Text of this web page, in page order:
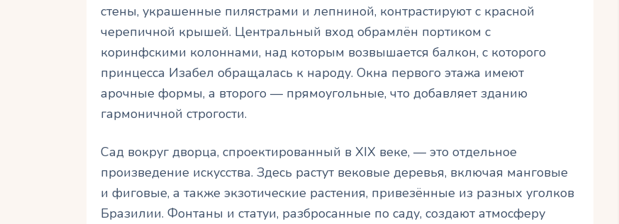
стены, украшенные пилястрами и лепниной, контрастируют с красной
черепичной крышей. Центральный вход обрамлён портиком с
коринфскими колоннами, над которым возвышается балкон, с которого
принцесса Изабел обращалась к народу. Окна первого этажа имеют
арочные формы, а второго — прямоугольные, что добавляет зданию
гармоничной строгости.
Сад вокруг дворца, спроектированный в XIX веке, — это отдельное
произведение искусства. Здесь растут вековые деревья, включая манговые
и фиговые, а также экзотические растения, привезённые из разных уголков
Бразилии. Фонтаны и статуи, разбросанные по саду, создают атмосферу